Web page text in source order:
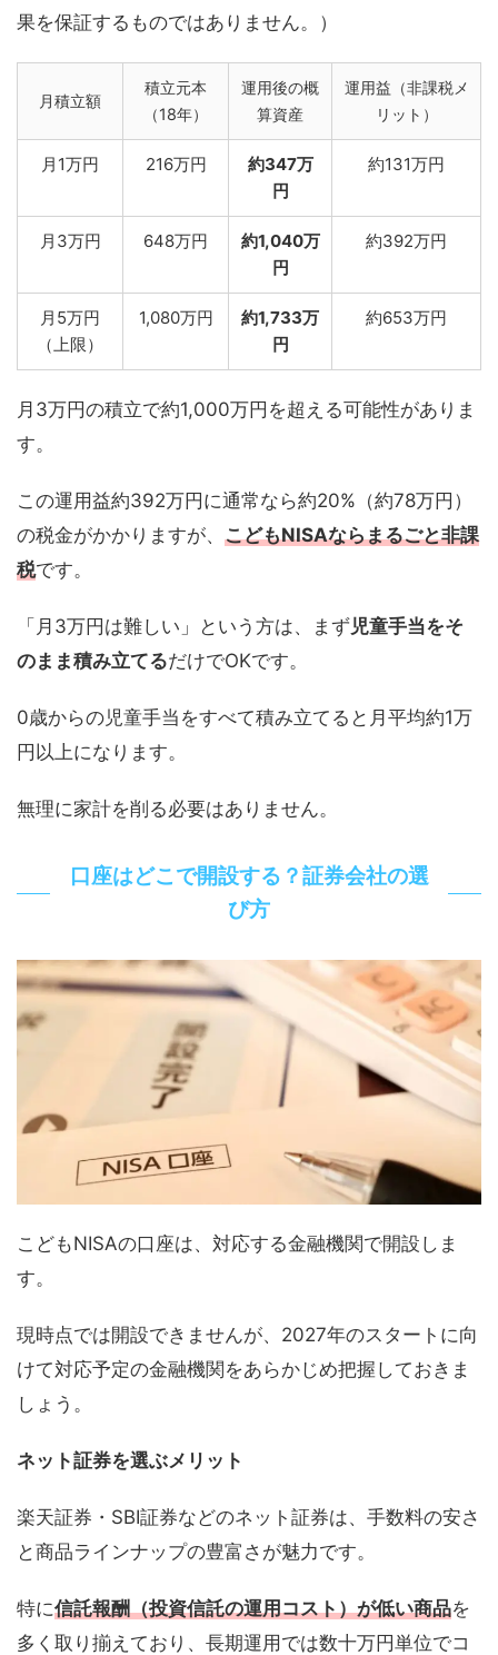
果を保証するものではありません。）
月積立額
積立元本
（18年）
運用後の概
算資産
運用益（非課税メ
リット）
月1万円 216万円
約347万
円
約131万円
月3万円 648万円
約1,040万
円
約392万円
月5万円
（上限）
1,080万円
約1,733万
円
約653万円
月3万円の積立で約1,000万円を超える可能性がありま
す。
この運用益約392万円に通常なら約20%（約78万円）
の税金がかかりますが、 こどもNISAならまるごと非課
税です。
「月3万円は難しい」という方は、まず児童手当をそ
のまま積み立てるだけでOKです。
0歳からの児童手当をすべて積み立てると月平均約1万
円以上になります。
無理に家計を削る必要はありません。
口座はどこで開設する？証券会社の選
び方
こどもNISAの口座は、対応する金融機関で開設しま
す。
現時点では開設できませんが、2027年のスタートに向
けて対応予定の金融機関をあらかじめ把握しておきま
しょう。
ネット証券を選ぶメリット
楽天証券・SBI証券などのネット証券は、手数料の安さ
と商品ラインナップの豊富さが魅力です。
特に信託報酬（投資信託の運用コスト）が低い商品を
多く取り揃えており、長期運用では数十万円単位でコ